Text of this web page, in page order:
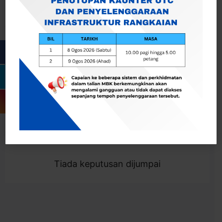
Togol Penapis
Showing 0 result
Tiada keputusan dijumpai